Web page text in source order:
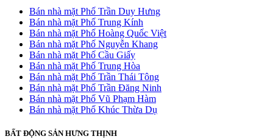
Bán nhà mặt Phố Trần Duy Hưng
Bán nhà mặt Phố Trung Kính
Bán nhà mặt Phố Hoàng Quốc Việt
Bán nhà mặt Phố Nguyễn Khang
Bán nhà mặt Phố Cầu Giấy
Bán nhà mặt Phố Trung Hòa
Bán nhà mặt Phố Trần Thái Tông
Bán nhà mặt Phố Trần Đăng Ninh
Bán nhà mặt Phố Vũ Phạm Hàm
Bán nhà mặt Phố Khúc Thừa Dụ
BẤT ĐỘNG SẢN HƯNG THỊNH